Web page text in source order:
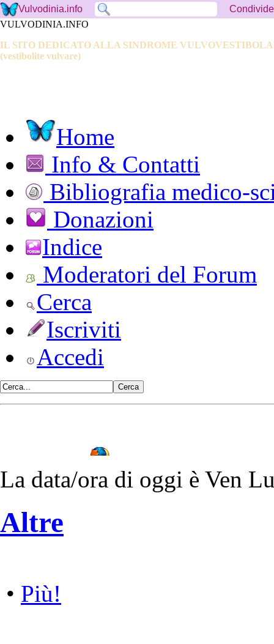
Vulvodinia.info
VULVODINIA.INFO
IL SITO DEDICATO ALLA SINDROME
(vestibolite vulvare)
Home
Info & Contatti
Bibliografia medico-
Donazioni
Indice
Moderatori del Forum
Cerca
Iscriviti
Accedi
La data/ora di oggi è Ven
Altre
• Più!